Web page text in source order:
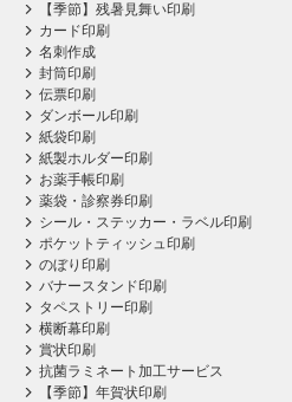
【季節】残暑見舞い印刷
カード印刷
名刺作成
封筒印刷
伝票印刷
ダンボール印刷
紙袋印刷
紙製ホルダー印刷
お薬手帳印刷
薬袋・診察券印刷
シール・ステッカー・ラベル印刷
ポケットティッシュ印刷
のぼり印刷
バナースタンド印刷
タペストリー印刷
横断幕印刷
賞状印刷
抗菌ラミネート加工サービス
【季節】年賀状印刷